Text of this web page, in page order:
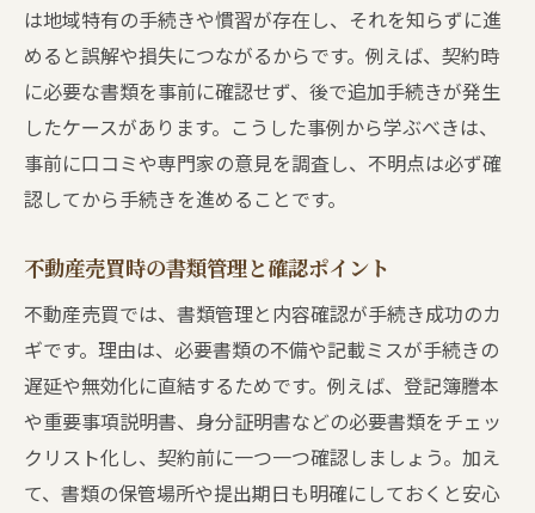
は地域特有の手続きや慣習が存在し、それを知らずに進
めると誤解や損失につながるからです。例えば、契約時
に必要な書類を事前に確認せず、後で追加手続きが発生
したケースがあります。こうした事例から学ぶべきは、
事前に口コミや専門家の意見を調査し、不明点は必ず確
認してから手続きを進めることです。
不動産売買時の書類管理と確認ポイント
不動産売買では、書類管理と内容確認が手続き成功のカ
ギです。理由は、必要書類の不備や記載ミスが手続きの
遅延や無効化に直結するためです。例えば、登記簿謄本
や重要事項説明書、身分証明書などの必要書類をチェッ
クリスト化し、契約前に一つ一つ確認しましょう。加え
て、書類の保管場所や提出期日も明確にしておくと安心